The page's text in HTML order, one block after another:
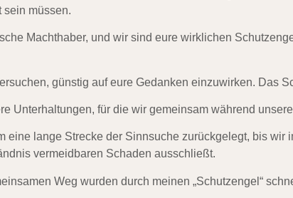
sein müssen.
Machthaber, und wir sind eure wirklichen
günstig auf eure Gedanken einzuwirken. Das
Unterhaltungen, für die wir gemeinsam während
eine lange Strecke der Sinnsuche zurückgelegt, bis wir
vermeidbaren Schaden ausschließt.
Weg wurden durch meinen „Schutzengel“